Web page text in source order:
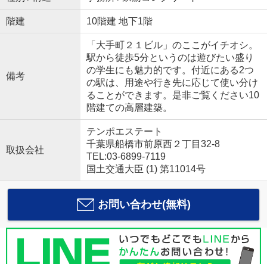
階建 10階建 地下1階
備考
「大手町２１ビル」のここがイチオシ。
駅から徒歩5分というのは遊びたい盛り
の学生にも魅力的です。付近にある2つ
の駅は、用途や行き先に応じて使い分け
ることができます。是非ご覧ください10
階建ての高層建築。
取扱会社
テンポエステート
千葉県船橋市前原西２丁目32-8
TEL:03-6899-7119
国土交通大臣 (1) 第11014号
お問い合わせ(無料)